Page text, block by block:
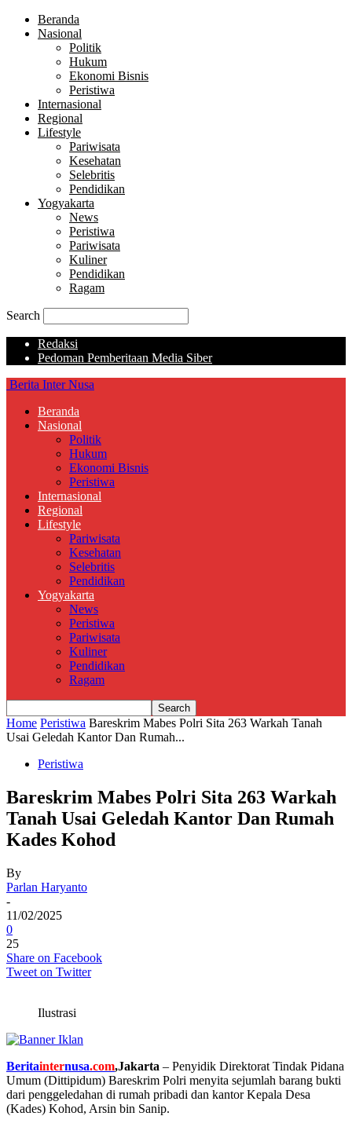
Beranda
Nasional
Politik
Hukum
Ekonomi Bisnis
Peristiwa
Internasional
Regional
Lifestyle
Pariwisata
Kesehatan
Selebritis
Pendidikan
Yogyakarta
News
Peristiwa
Pariwisata
Kuliner
Pendidikan
Ragam
Search
Redaksi
Pedoman Pemberitaan Media Siber
Berita Inter Nusa
Beranda
Nasional
Politik
Hukum
Ekonomi Bisnis
Peristiwa
Internasional
Regional
Lifestyle
Pariwisata
Kesehatan
Selebritis
Pendidikan
Yogyakarta
News
Peristiwa
Pariwisata
Kuliner
Pendidikan
Ragam
Home Peristiwa Bareskrim Mabes Polri Sita 263 Warkah Tanah
Usai Geledah Kantor Dan Rumah...
Peristiwa
Bareskrim Mabes Polri Sita 263 Warkah
Tanah Usai Geledah Kantor Dan Rumah
Kades Kohod
By
Parlan Haryanto
-
11/02/2025
0
25
Share on Facebook
Tweet on Twitter
Ilustrasi
Beritainternusa.com,Jakarta – Penyidik Direktorat Tindak Pidana
Umum (Dittipidum) Bareskrim Polri menyita sejumlah barang bukti
dari penggeledahan di rumah pribadi dan kantor Kepala Desa
(Kades) Kohod, Arsin bin Sanip.